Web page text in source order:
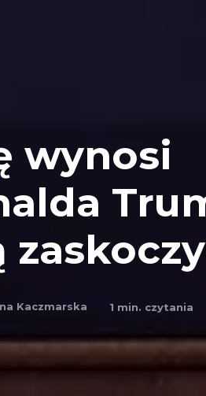
wynosi
Kaczmarska 1 min. czytania